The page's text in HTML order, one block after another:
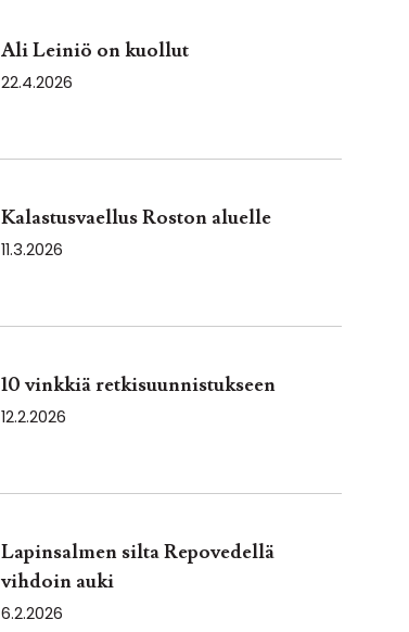
Ali Leiniö on kuollut
22.4.2026
Kalastusvaellus Roston aluelle
11.3.2026
10 vinkkiä retkisuunnistukseen
12.2.2026
Lapinsalmen silta Repovedellä
vihdoin auki
6.2.2026